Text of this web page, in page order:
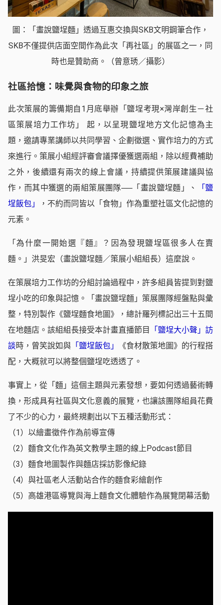
圖：「畫說鹽埕麵」透過互惠交換與SKB文明鋼筆合作，
SKB不僅提供店面空間作為此次「再社區」的展區之一，同
時也是贊助商。（曾意琇／攝影）
社區拾憶：味覺與食物的印象之旅
此次策展的籌備期自1月底舉辦「鹽埕考現×灣岸創生－社
區策展培力工作坊」 起，以呈現鹽埕地方文化記憶為主
題，邀請專業講師以共同學習、企劃徵選、實作培力的方式
來進行。策展小組經評審會議擇優獲選兩組，除以經費補助
之外，後續還有兩次的線上會議，持續提供策展建議與協
作，而其中獲選的兩組策展團隊──「畫說鹽埕麵」、
「鹽
埕飯包」
，不約而同皆以「食物」作為重塑社區文化記憶的
元素。
「為什麼一開始選『麵』？因為發現鹽埕區很多人在賣
麵。」洪旻宏（畫說鹽埕麵／策展小組組長）這麼說。
在策展培力工作坊的分組討論過程中，許多組員皆提到對鹽
埕小吃的印象與記憶。「畫說鹽埕麵」策展團隊經盤點與彙
整，特別製作《鹽埕麵食地圖》，總計羅列標記出三十五間
在地麵店。該組組長接受本計畫直播節目
「鹽埕大小聲」訪
談時，曾笑說如與 「鹽埕飯包」
《食材散策地圖》的行程搭
配，大概就可以將整個鹽埕吃透透了。
事實上，從「麵」這個主題與元素發想，要如何透過藝術轉
換，形成具有社區與文化意義的展覽，也讓該團隊組員花費
了不少的心力，最終規劃出以下五種活動形式：
（1）以繪畫徵件作為前導宣傳
（2）麵食文化作為英文教學主題的線上Podcast節目
（3）麵食地圖製作與麵店採訪影像紀錄
（4）與社區老人活動站合作的麵食彩繪創作
（5）高雄港區導覽與海上麵食文化體驗作為展覽閉幕活動